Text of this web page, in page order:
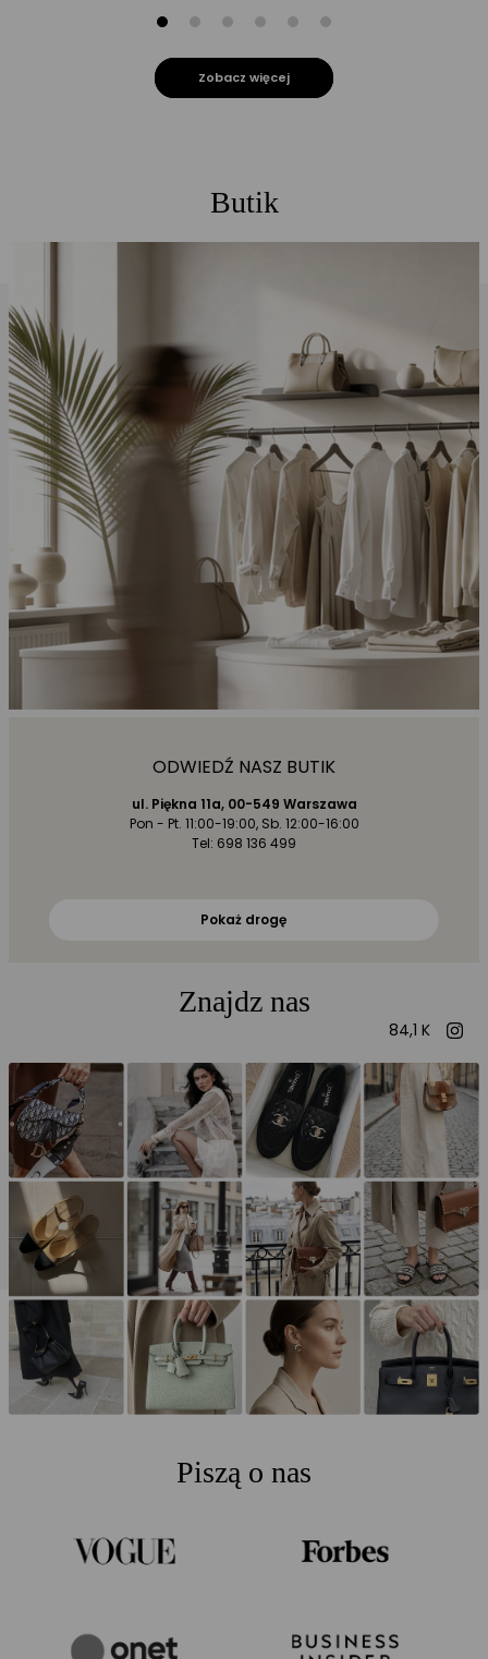
Zobacz więcej
Butik
ODWIEDŹ NASZ BUTIK
ul. Piękna 11a, 00-549 Warszawa
Pon - Pt. 11:00-19:00, Sb. 12:00-16:00
Tel: 698 136 499
Pokaż drogę
Znajdz nas
84,1 K
Piszą o nas